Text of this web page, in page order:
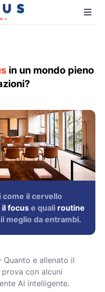
in un mondo pieno
come il cervello
focuse quali routine
meglio da entrambi.
Quanto e allenato il
con alcuni
AI intelligente.